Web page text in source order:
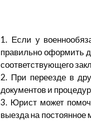
1. Если у
правильно оформить
соответствующего
2. При переезде в
документов и
3. Юрист может
выезда на постоянное